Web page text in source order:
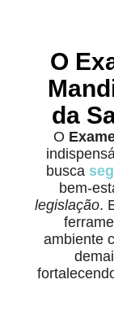
O
da
O
busca
bem-
legislação.
ambiente